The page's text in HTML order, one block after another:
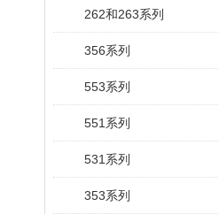
262和263系列
356系列
553系列
551系列
531系列
353系列